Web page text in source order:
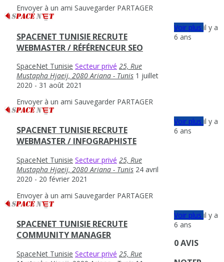
Envoyer à un ami Sauvegarder PARTAGER
SPACENET TUNISIE RECRUTE
WEBMASTER / RÉFÉRENCEUR SEO
SpaceNet Tunisie Secteur privé 25, Rue
Mustapha Hjaeij, 2080 Ariana - Tunis 1 juillet
2020 - 31 août 2021
Envoyer à un ami Sauvegarder PARTAGER
Voir plusil y a
6 ans
SPACENET TUNISIE RECRUTE
WEBMASTER / INFOGRAPHISTE
SpaceNet Tunisie Secteur privé 25, Rue
Mustapha Hjaeij, 2080 Ariana - Tunis 24 avril
2020 - 20 février 2021
Envoyer à un ami Sauvegarder PARTAGER
Voir plusil y a
6 ans
SPACENET TUNISIE RECRUTE
COMMUNITY MANAGER
SpaceNet Tunisie Secteur privé 25, Rue
Voir plusil y a
6 ans
0 AVIS